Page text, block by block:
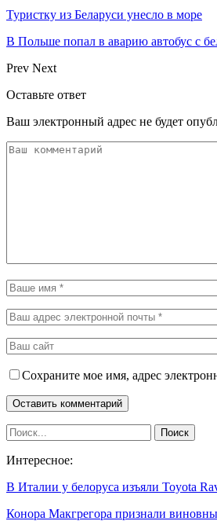
Туристку из Беларуси унесло в море
В Польше попал в аварию автобус с
Prev Next
Оставьте ответ
Ваш электронный адрес не будет
Сохраните мое имя, адрес
Интересное:
В Италии у белоруса изъяли Toyota
Конора Макгрегора признали